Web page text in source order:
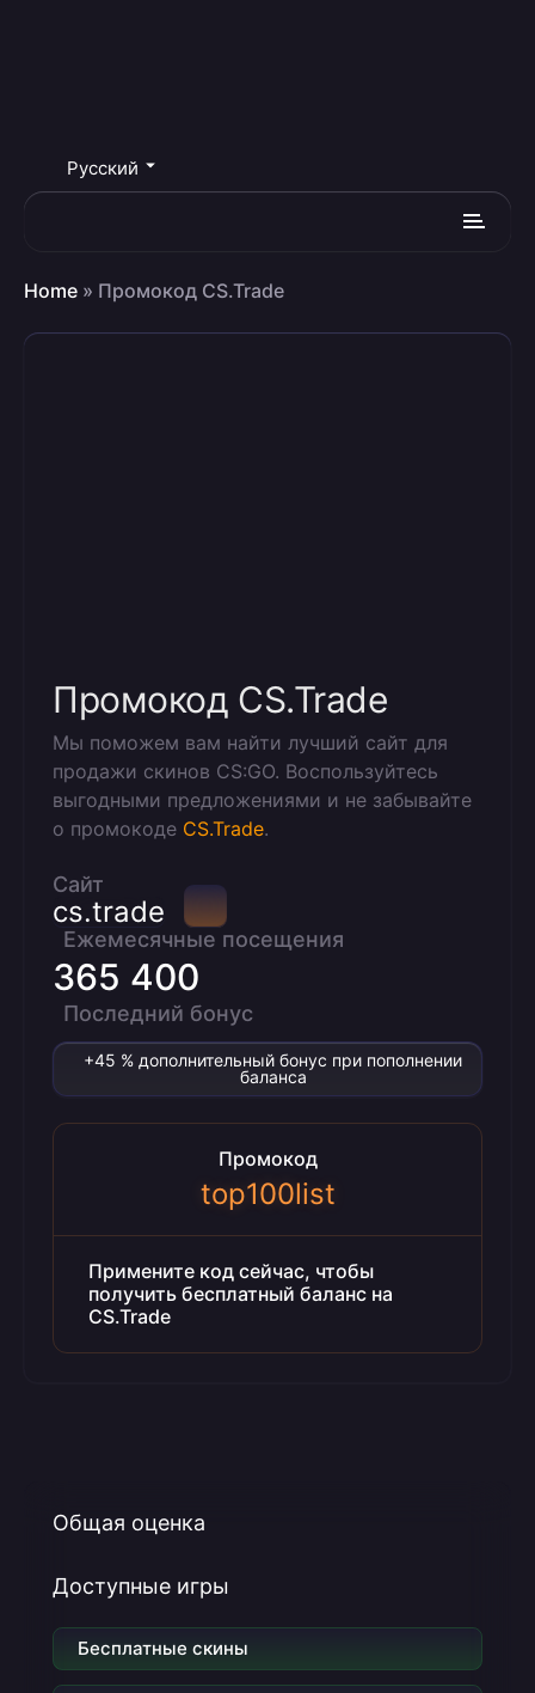
Русский
Home » Промокод CS.Trade
Промокод CS.Trade
Мы поможем вам найти лучший сайт для
продажи скинов CS:GO. Воспользуйтесь
выгодными предложениями и не забывайте
о промокоде CS.Trade.
Сайт
cs.trade
Ежемесячные посещения
365 400
Последний бонус
+45 % дополнительный бонус при пополнении
баланса
Промокод
top100list
Примените код сейчас, чтобы
получить бесплатный баланс на
CS.Trade
Общая оценка
Доступные игры
Бесплатные скины